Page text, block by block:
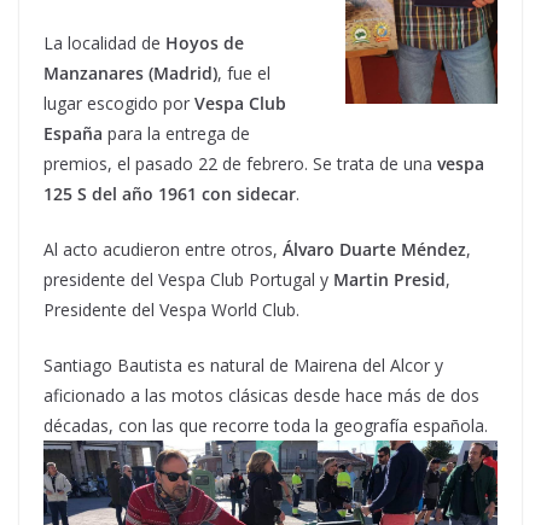
La localidad de Hoyos de
Manzanares (Madrid), fue el
lugar escogido por Vespa Club
España para la entrega de
premios, el pasado 22 de febrero. Se trata de una vespa
125 S del año 1961 con sidecar.
Al acto acudieron entre otros, Álvaro Duarte Méndez,
presidente del Vespa Club Portugal y Martin Presid,
Presidente del Vespa World Club.
Santiago Bautista es natural de Mairena del Alcor y
aficionado a las motos clásicas desde hace más de dos
décadas, con las que recorre toda la geografía española.